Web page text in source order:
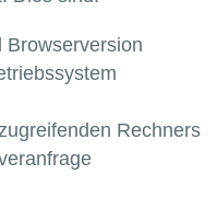
Browserversion
Rechners